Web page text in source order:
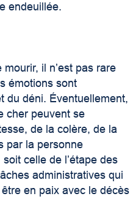
endeuillée.
il n’est pas rare
émotions sont
du déni. Éventuellement,
cher peuvent se
de la colère, de la
par la personne
celle de l’étape des
administratives qui
en paix avec le décès